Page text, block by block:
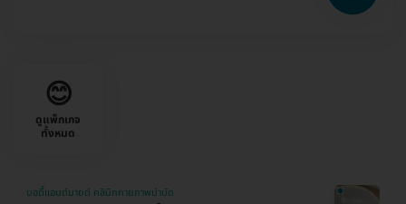
😊
ดูแพ็กเกจ
ทั้งหมด
บอดี้แอนด์มายด์ คลินิกกายภาพบำบัด